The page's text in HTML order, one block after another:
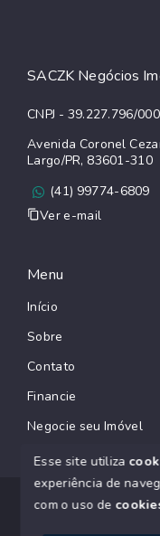
SACZK Negócios
CNPJ - 39.227.796/
Avenida Coronel
Largo/PR, 83601-310
(41) 99774-6809
Ver e-mail
Menu
Início
Sobre
Contato
Financie
Negocie seu Imóvel
© Copyright 2026 -
Esse site utiliza
experiência de
com o uso de